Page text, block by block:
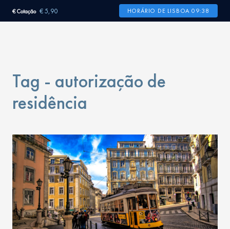
€ Cotação € 5,90 HORÁRIO DE LISBOA 09:38
Tag - autorização de
residência